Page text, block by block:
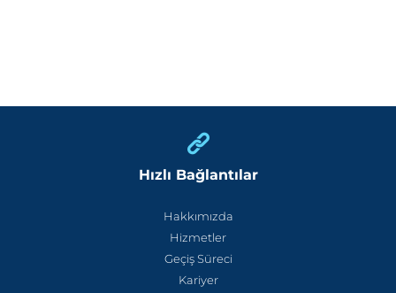
Hızlı Bağlantılar
Hakkımızda
Hizmetler
Geçiş Süreci
Kariyer